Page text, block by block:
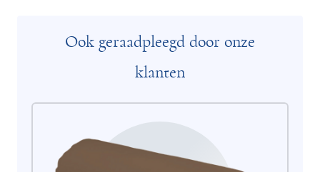
Ook geraadpleegd door onze
klanten